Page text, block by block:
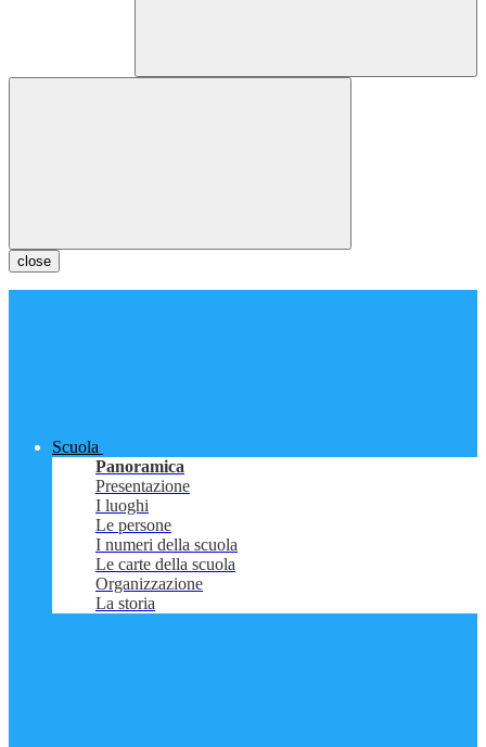
close
Scuola
Panoramica
Presentazione
I luoghi
Le persone
I numeri della scuola
Le carte della scuola
Organizzazione
La storia